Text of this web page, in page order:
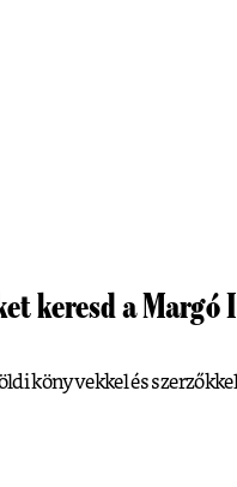
keresd a Margó
könyvekkel és